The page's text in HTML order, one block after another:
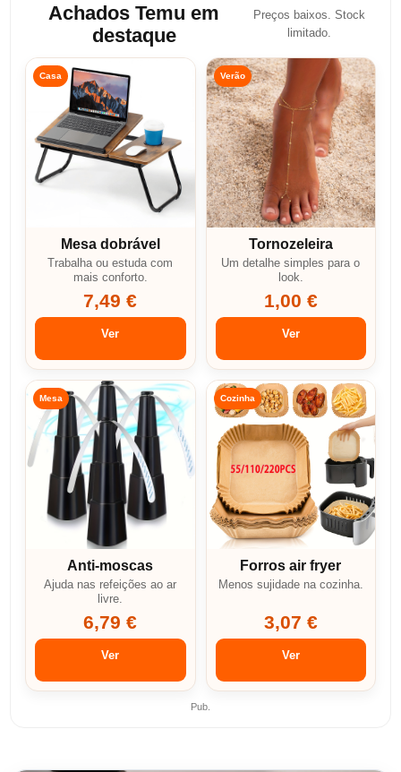
Achados Temu em
destaque
Preços baixos. Stock
limitado.
Casa
Mesa dobrável
Trabalha ou estuda com
mais conforto.
7,49 €
Ver
Verão
Tornozeleira
Um detalhe simples para o
look.
1,00 €
Ver
Mesa
Anti-moscas
Ajuda nas refeições ao ar
livre.
6,79 €
Ver
Cozinha
Forros air fryer
Menos sujidade na cozinha.
3,07 €
Ver
Pub.